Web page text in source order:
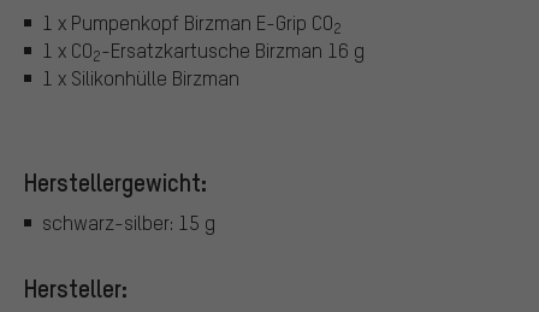
1 x Pumpenkopf Birzman E-Grip CO2
1 x CO2-Ersatzkartusche Birzman 16 g
1 x Silikonhülle Birzman
Herstellergewicht:
schwarz-silber: 15 g
Hersteller: